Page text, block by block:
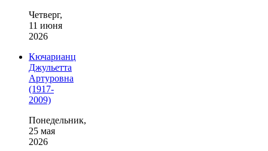
Четверг,
11 июня
2026
Кючарианц
Джульетта
Артуровна
(1917-
2009)
Понедельник,
25 мая
2026